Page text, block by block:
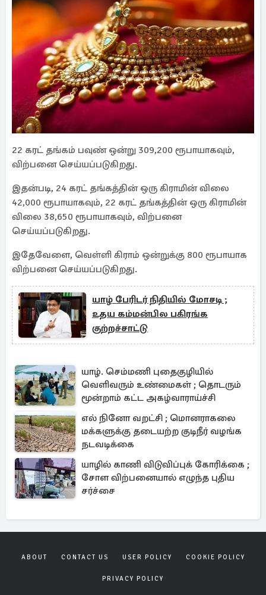
22 கரட் தங்கம் பவுண் ஒன்று 309,200 ரூபாயாகவும்,
விற்பனை செய்யப்படுகிறது.
இதன்படி, 24 கரட் தங்கத்தின் ஒரு கிராமின் விலை
42,000 ரூபாயாகவும், 22 கரட் தங்கத்தின் ஒரு கிராமின்
விலை 38,650 ரூபாயாகவும், விற்பனை
செய்யப்படுகிறது.
இதேவேளை, வெள்ளி கிராம் ஒன்றுக்கு 800 ரூபாயாக
விற்பனை செய்யப்படுகிறது.
யாழ் பேரிடர் நிதியில் மோசடி ;
உதய கம்மன்பில பகிரங்க
குற்றச்சாட்டு
யாழ். செம்மணி புதைகுழியில்
வெளிவரும் உண்மைகள் ; தொடரும்
மூன்றாம் கட்ட அகழ்வாராய்ச்சி
எல் நினோ வறட்சி ; மொனராகலை
மக்களுக்கு தடையற்ற குடிநீர் வழங்க
நடவடிக்கை
யாழில் காணி விடுவிப்புக் கோரிக்கை ;
சோள விற்பனையால் எழுந்த புதிய
சர்ச்சை
ABOUT CONTACT US USER POLICY COOKIE POLICY
PRIVACY POLICY